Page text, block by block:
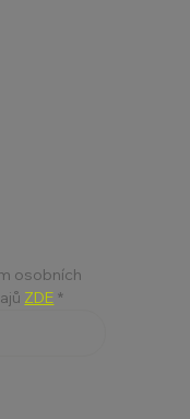
osobních
ZDE *